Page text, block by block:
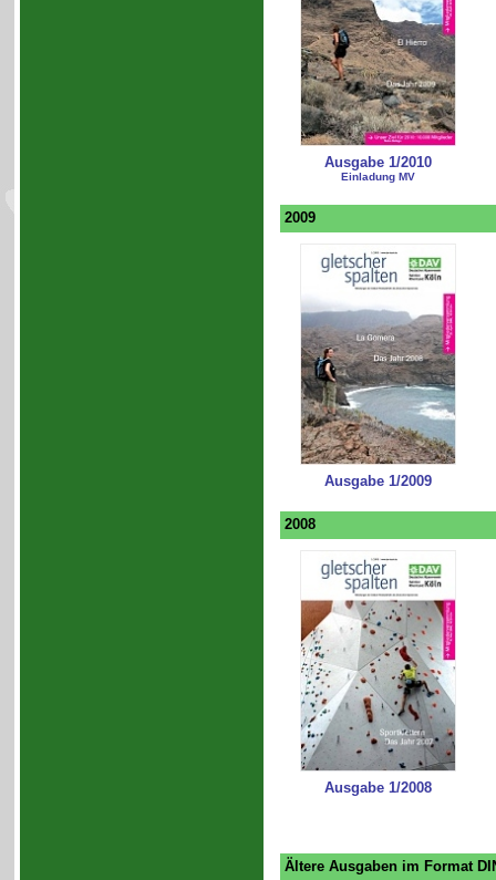
Ausgabe 1/2010
Einladung MV
2009
Ausgabe 1/2009
2008
Ausgabe 1/2008
Ältere Ausgaben im Format